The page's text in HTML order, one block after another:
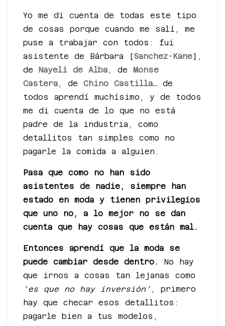
Yo me di cuenta de todas este tipo
de cosas porque cuando me salí, me
puse a trabajar con todos: fui
asistente de Bárbara [Sanchez-Kane],
de Nayeli de Alba , de
Monse
Castera , de Chino Castilla… de
todos aprendí muchísimo, y de todos
me di cuenta de lo que no está
padre de la industria, como
detallitos tan simples como no
pagarle la comida a alguien.
Pasa que como no han sido
asistentes de nadie, siempre han
estado en moda y tienen privilegios
que uno no, a lo mejor no se dan
cuenta que hay cosas que están mal.
Entonces aprendí que la moda se
puede cambiar desde dentro.
No hay
que irnos a cosas tan lejanas como
‘es que no hay inversión’ , primero
hay que checar esos detallitos:
pagarle bien a tus modelos,